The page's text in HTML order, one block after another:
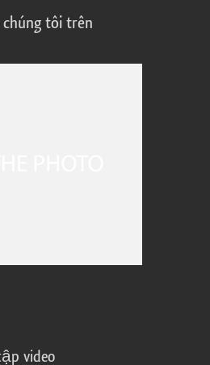
tôi trên
video